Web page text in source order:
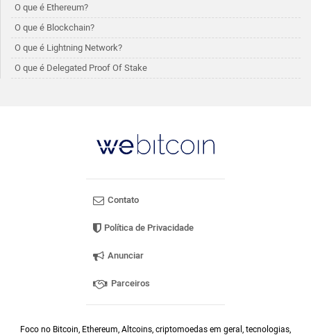
O que é Ethereum?
O que é Blockchain?
O que é Lightning Network?
O que é Delegated Proof Of Stake
Contato
Política de Privacidade
Anunciar
Parceiros
Foco no Bitcoin, Ethereum, Altcoins, criptomoedas em geral, tecnologias,